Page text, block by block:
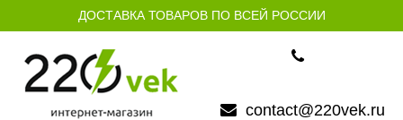
ДОСТАВКА ТОВАРОВ ПО ВСЕЙ РОССИИ
contact@220vek.ru